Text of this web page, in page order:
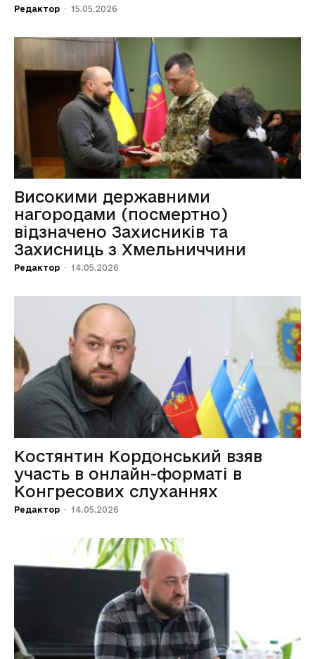
Редактор - 15.05.2026
Високими державними
нагородами (посмертно)
відзначено Захисників та
Захисниць з Хмельниччини
Редактор - 14.05.2026
Костянтин Кордонський взяв
участь в онлайн-форматі в
Конгресових слуханнях
Редактор - 14.05.2026